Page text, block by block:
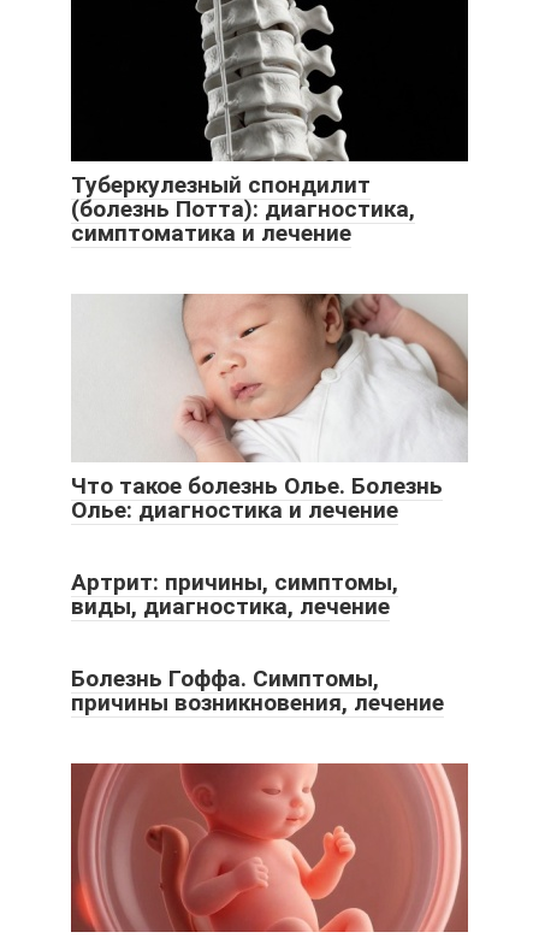
Туберкулезный спондилит
(болезнь Потта): диагностика,
симптоматика и лечение
Что такое болезнь Олье. Болезнь
Олье: диагностика и лечение
Артрит: причины, симптомы,
виды, диагностика, лечение
Болезнь Гоффа. Симптомы,
причины возникновения, лечение